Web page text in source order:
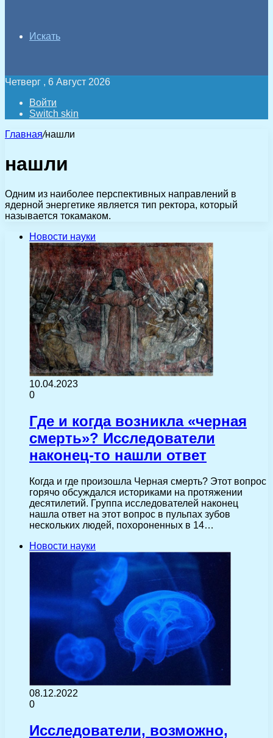
Искать
Четверг , 6 Август 2026
Войти
Switch skin
Главная/нашли
нашли
Одним из наиболее перспективных направлений в
ядерной энергетике является тип ректора, который
называется токамаком.
Новости науки
10.04.2023
0
Где и когда возникла «черная
смерть»? Исследователи
наконец-то нашли ответ
Когда и где произошла Черная смерть? Этот вопрос
горячо обсуждался историками на протяжении
десятилетий. Группа исследователей наконец
нашла ответ на этот вопрос в пульпах зубов
нескольких людей, похороненных в 14…
Новости науки
08.12.2022
0
Исследователи, возможно,